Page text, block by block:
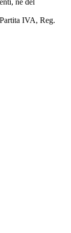
IVA, Reg.